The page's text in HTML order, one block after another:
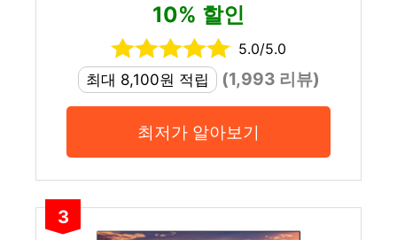
10% 할인
5.0/5.0
최대 8,100원 적립
(1,993 리뷰)
최저가 알아보기
3